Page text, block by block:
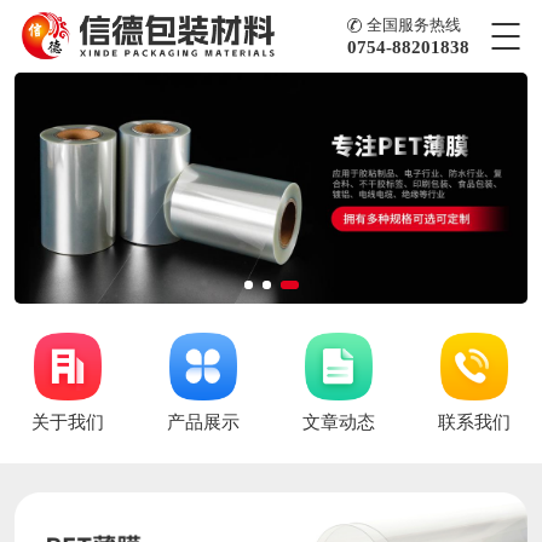
全国服务热线
0754-88201838
关于我们
产品展示
文章动态
联系我们
关于我们 产品展示 文章动态 联系我们